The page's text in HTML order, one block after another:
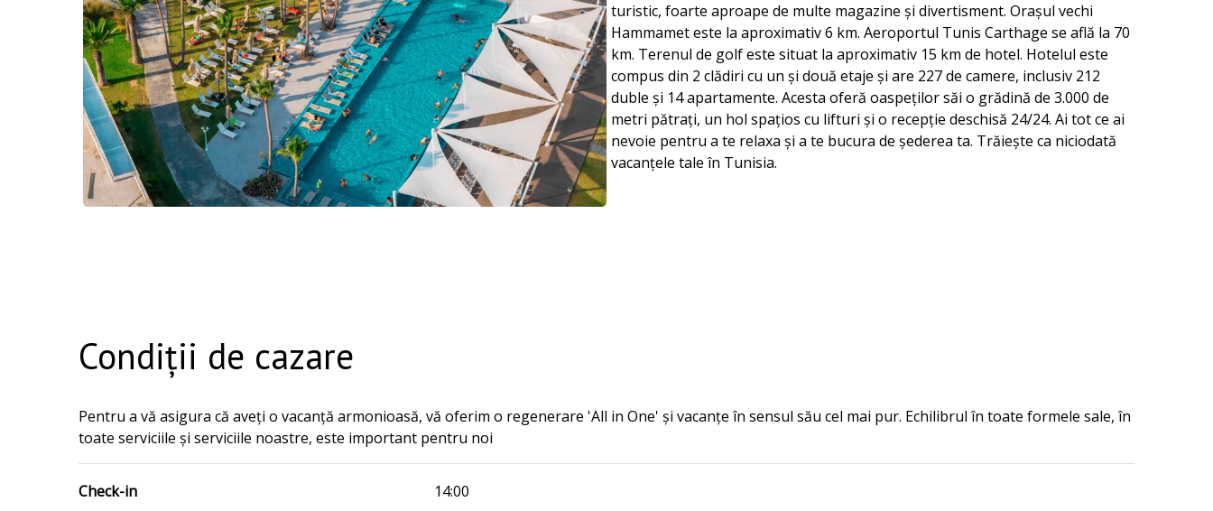
turistic, foarte aproape de multe magazine și divertisment. Orașul vechi
Hammamet este la aproximativ 6 km. Aeroportul Tunis Carthage se află la 70
km. Terenul de golf este situat la aproximativ 15 km de hotel. Hotelul este
compus din 2 clădiri cu un și două etaje și are 227 de camere, inclusiv 212
duble și 14 apartamente. Acesta oferă oaspeților săi o grădină de 3.000 de
metri pătrați, un hol spațios cu lifturi și o recepție deschisă 24/24. Ai tot ce ai
nevoie pentru a te relaxa și a te bucura de șederea ta. Trăiește ca niciodată
vacanțele tale în Tunisia.
Condiții de cazare
Pentru a vă asigura că aveți o vacanță armonioasă, vă oferim o regenerare 'All in One' și vacanțe în sensul său cel mai pur. Echilibrul în toate formele sale, în
toate serviciile și serviciile noastre, este important pentru noi
Check-in 14:00